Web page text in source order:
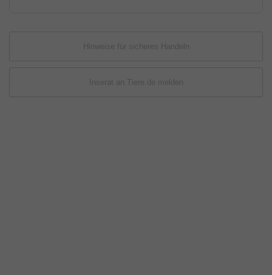
Hinweise für sicheres Handeln
Inserat an Tiere.de melden